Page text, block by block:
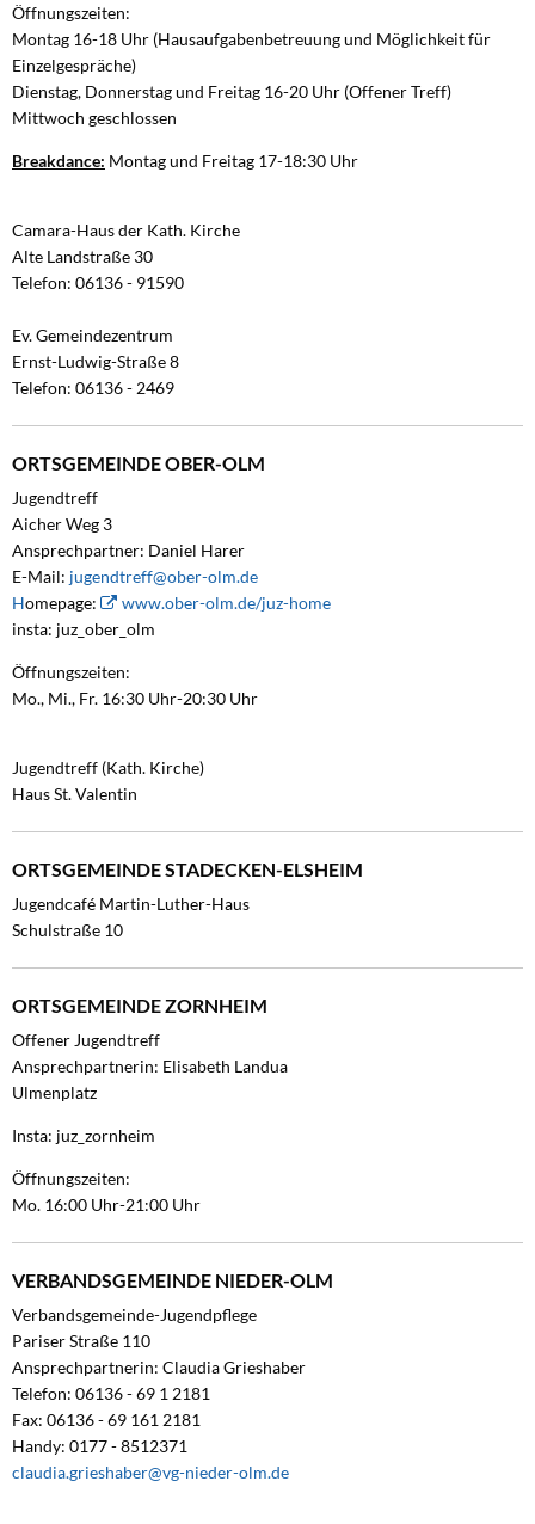
Öffnungszeiten:
Montag 16-18 Uhr (Hausaufgabenbetreuung und Möglichkeit für
Einzelgespräche)
Dienstag, Donnerstag und Freitag 16-20 Uhr (Offener Treff)
Mittwoch geschlossen
Breakdance: Montag und Freitag 17-18:30 Uhr
Camara-Haus der Kath. Kirche
Alte Landstraße 30
Telefon: 06136 - 91590
Ev. Gemeindezentrum
Ernst-Ludwig-Straße 8
Telefon: 06136 - 2469
ORTSGEMEINDE OBER-OLM
Jugendtreff
Aicher Weg 3
Ansprechpartner: Daniel Harer
E-Mail: jugendtreff@ober-olm.de
Homepage:
www.ober-olm.de/juz-home
insta: juz_ober_olm
Öffnungszeiten:
Mo., Mi., Fr. 16:30 Uhr-20:30 Uhr
Jugendtreff (Kath. Kirche)
Haus St. Valentin
ORTSGEMEINDE STADECKEN-ELSHEIM
Jugendcafé Martin-Luther-Haus
Schulstraße 10
ORTSGEMEINDE ZORNHEIM
Offener Jugendtreff
Ansprechpartnerin: Elisabeth Landua
Ulmenplatz
Insta: juz_zornheim
Öffnungszeiten:
Mo. 16:00 Uhr-21:00 Uhr
VERBANDSGEMEINDE NIEDER-OLM
Verbandsgemeinde-Jugendpflege
Pariser Straße 110
Ansprechpartnerin: Claudia Grieshaber
Telefon: 06136 - 69 1 2181
Fax: 06136 - 69 161 2181
Handy: 0177 - 8512371
claudia.grieshaber@vg-nieder-olm.de